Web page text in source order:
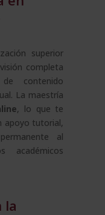
superior
completa
contenido
La maestría
, lo que te
apoyo tutorial,
al
académicos
la